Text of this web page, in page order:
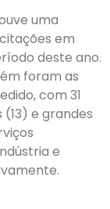
uma
em
deste ano.
foram as
com 31
e grandes
e